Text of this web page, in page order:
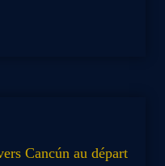
Cancún au départ